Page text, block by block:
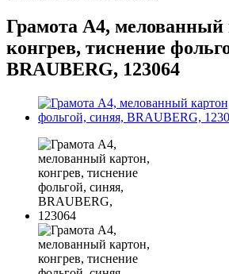
Грамота А4, мелованный
конгрев, тиснение
BRAUBERG, 123064